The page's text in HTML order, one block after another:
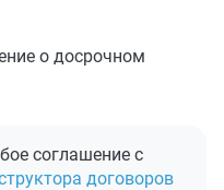
о досрочном
соглашение с
договоров